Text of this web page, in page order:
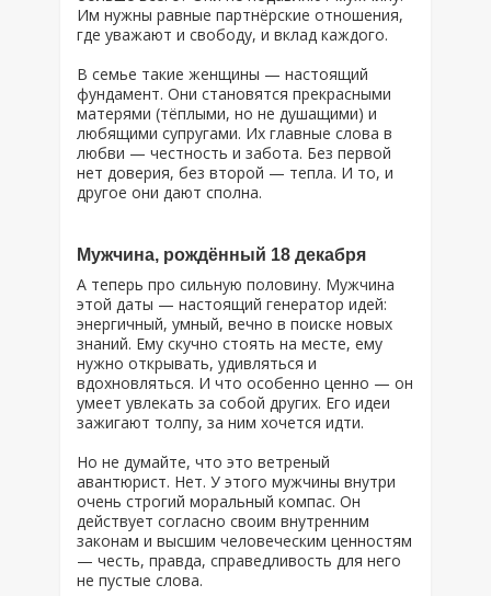
Им нужны равные партнёрские отношения,
где уважают и свободу, и вклад каждого.
В семье такие женщины — настоящий
фундамент. Они становятся прекрасными
матерями (тёплыми, но не душащими) и
любящими супругами. Их главные слова в
любви — честность и забота. Без первой
нет доверия, без второй — тепла. И то, и
другое они дают сполна.
Мужчина, рождённый 18 декабря
А теперь про сильную половину. Мужчина
этой даты — настоящий генератор идей:
энергичный, умный, вечно в поиске новых
знаний. Ему скучно стоять на месте, ему
нужно открывать, удивляться и
вдохновляться. И что особенно ценно — он
умеет увлекать за собой других. Его идеи
зажигают толпу, за ним хочется идти.
Но не думайте, что это ветреный
авантюрист. Нет. У этого мужчины внутри
очень строгий моральный компас. Он
действует согласно своим внутренним
законам и высшим человеческим ценностям
— честь, правда, справедливость для него
не пустые слова.